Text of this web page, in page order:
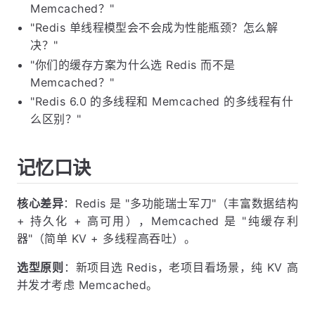
Memcached？"
"Redis 单线程模型会不会成为性能瓶颈？怎么解
决？"
"你们的缓存方案为什么选 Redis 而不是
Memcached？"
"Redis 6.0 的多线程和 Memcached 的多线程有什
么区别？"
记忆口诀
核心差异：Redis 是 "多功能瑞士军刀"（丰富数据结构
+ 持久化 + 高可用），Memcached 是 "纯缓存利
器"（简单 KV + 多线程高吞吐）。
选型原则 ：新项目选 Redis，老项目看场景，纯 KV 高
并发才考虑 Memcached。